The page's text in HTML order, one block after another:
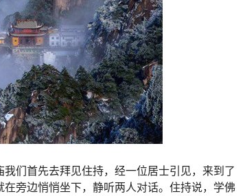
们首先去拜见住持，经一位居士引见，来到了
旁边悄悄坐下，静听两人对话。住持说，学佛